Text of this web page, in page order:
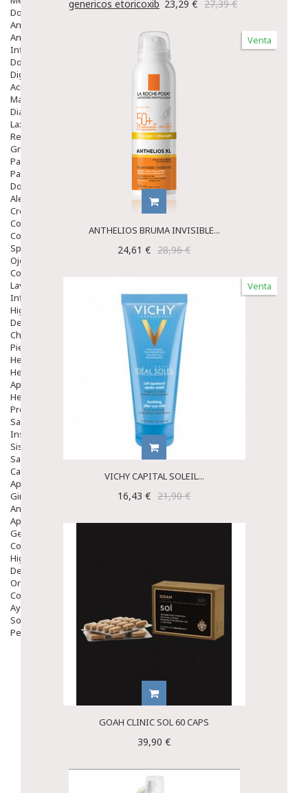
Dolor E Inflamación
Analgésicos
Anestésicos
Inflamación Articulaciones
Dolor Muscular / Articular
Digestivo
Acidez, Gases Y Ardores
Mala Digestion
Diarrea / Estreñimiento / Vómitos
Laxantes
Resfriados
Gripe Y Resfriados
Para La Tos
Para Descongestionar La Nariz
Dolor De Garganta
Alergias Y Picaduras
Cremas
Comprimidos
Colirios
Sprays
Ojos Y Oidos
Congestión
Lavado Ojos
Inflamación Del Oido (otitis)
Higiene Oido
Deshabituación Tabaquismo
Chicles
Piel
Herpes Y Hongos
Heridas Y úlceras
Aparato Genital
Hemorroides
Protectores Y Emolientes
Salud
Insomnio
Sistema Nervioso
Salud Bucodental
Capilar
Apósitos
Ginecología
Anticonceptivos
Aparato Genital
Gente Mayor
Cosmética
Higiene
Dentales
Ortopedia
Complementos Nutricionales.
Ayudas
Solares
Pedido express
genericos etoricoxib 23,29 € 27,39 €
Venta
ANTHELIOS BRUMA INVISIBLE...
24,61 € 28,96 €
Venta
VICHY CAPITAL SOLEIL...
16,43 € 21,90 €
GOAH CLINIC SOL 60 CAPS
39,90 €